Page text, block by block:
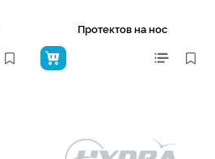
Протектов на нос